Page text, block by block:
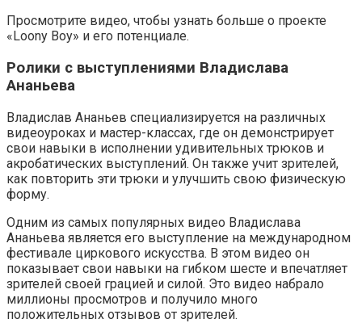
Просмотрите видео, чтобы узнать больше о проекте
«Loony Boy» и его потенциале.
Ролики с выступлениями Владислава
Ананьева
Владислав Ананьев специализируется на различных
видеоуроках и мастер-классах, где он демонстрирует
свои навыки в исполнении удивительных трюков и
акробатических выступлений. Он также учит зрителей,
как повторить эти трюки и улучшить свою физическую
форму.
Одним из самых популярных видео Владислава
Ананьева является его выступление на международном
фестивале циркового искусства. В этом видео он
показывает свои навыки на гибком шесте и впечатляет
зрителей своей грацией и силой. Это видео набрало
миллионы просмотров и получило много
положительных отзывов от зрителей.